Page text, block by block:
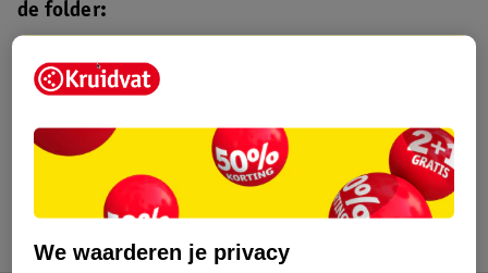
de folder:
Kruidvat folder
augustus 2026.
We waarderen je privacy